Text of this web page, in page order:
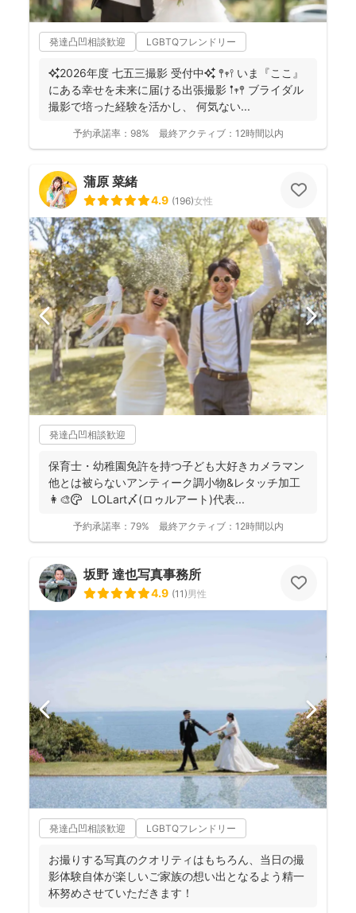
発達凸凹相談歓迎 LGBTQフレンドリー
✨2026年度 七五三撮影 受付中✨ 𖤣𖥧𖥣 いま『ここ』
にある幸せを未来に届ける出張撮影 𖡡𖥧𖤣 ブライダル
撮影で培った経験を活かし、 何気ない...
予約承諾率： 98% 最終アクティブ： 12時間以内
蒲原 菜緒
4.9 (196)女性
発達凸凹相談歓迎
保育士・幼稚園免許を持つ子ども大好きカメラマン
他とは被らないアンティーク調小物&レタッチ加工
👩‍🎨🎨 LOLart〆(ロゥルアート)代表...
予約承諾率： 79% 最終アクティブ： 12時間以内
坂野 達也写真事務所
4.9 (11)男性
発達凸凹相談歓迎 LGBTQフレンドリー
お撮りする写真のクオリティはもちろん、当日の撮
影体験自体が楽しいご家族の想い出となるよう精一
杯努めさせていただきます！